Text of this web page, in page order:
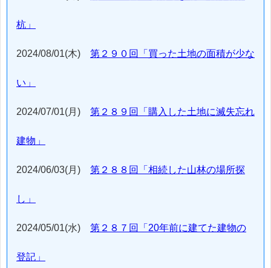
杭」
2024/08/01(木) 第２９０回「買った土地の面積が少な
い」
2024/07/01(月) 第２８９回「購入した土地に滅失忘れ
建物」
2024/06/03(月) 第２８８回「相続した山林の場所探
し」
2024/05/01(水) 第２８７回「20年前に建てた建物の
登記」